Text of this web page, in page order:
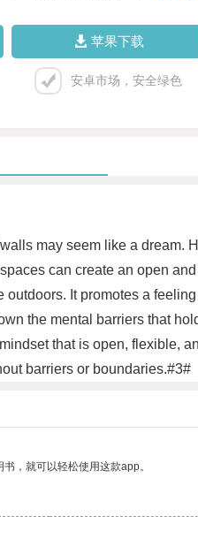
苹果下载
安卓市场，安全绿色
may seem like a
can create an open
It promotes a
the mental barriers that
that is open, flexible,
barriers or boundaries.#3#
，就可以轻松使用这款app。